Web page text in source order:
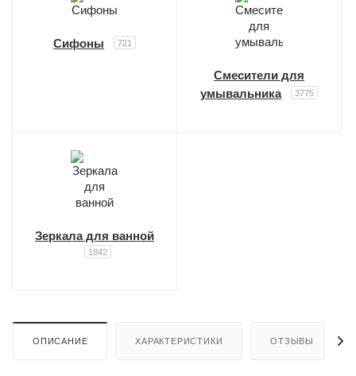
Сифоны 721
Смесители для
умывальника
3775
Зеркала для ванной
1842
ОПИСАНИЕ ХАРАКТЕРИСТИКИ ОТЗЫВЫ